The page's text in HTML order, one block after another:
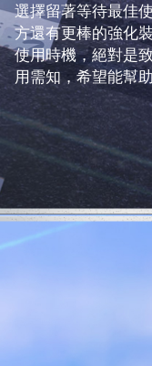
選擇留著等待最佳
方還有更棒的強化
使用時機，絕對是
用需知，希望能幫